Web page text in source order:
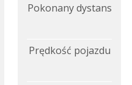
Pokonany dystans
Prędkość pojazdu